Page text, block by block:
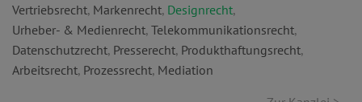
Vertriebsrecht, Markenrecht, Designrecht,
Urheber- & Medienrecht, Telekommunikationsrecht,
Datenschutzrecht, Presserecht, Produkthaftungsrecht,
Arbeitsrecht, Prozessrecht, Mediation